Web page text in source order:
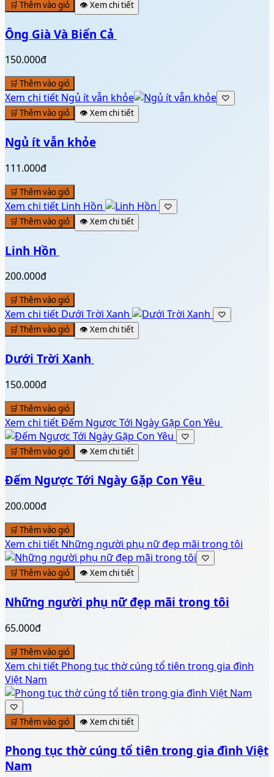
🛒 Thêm vào giỏ 👁️ Xem chi tiết
Ông Già Và Biển Cả ️
150.000đ
🛒 Thêm vào giỏ
Xem chi tiết Ngủ ít vẫn khỏe
♡
🛒 Thêm vào giỏ
👁️ Xem chi tiết
Ngủ ít vẫn khỏe
111.000đ
🛒 Thêm vào giỏ
Xem chi tiết Linh Hồn ️
♡
🛒 Thêm vào giỏ
👁️ Xem chi tiết
Linh Hồn ️
200.000đ
🛒 Thêm vào giỏ
Xem chi tiết Dưới Trời Xanh ️
♡
🛒 Thêm vào giỏ
👁️ Xem chi tiết
Dưới Trời Xanh ️
150.000đ
🛒 Thêm vào giỏ
Xem chi tiếtĐếm Ngược Tới Ngày Gặp Con Yêu ️
♡
🛒 Thêm vào giỏ
👁️ Xem chi tiết
Đếm Ngược Tới Ngày Gặp Con Yêu ️
200.000đ
🛒 Thêm vào giỏ
Xem chi tiết Những người phụ nữ đẹp mãi trong tôi
♡
🛒 Thêm vào giỏ
👁️ Xem chi tiết
Những người phụ nữ đẹp mãi trong tôi
65.000đ
🛒 Thêm vào giỏ
Xem chi tiết Phong tục thờ cúng tổ tiên trong gia đình
Việt Nam
♡
🛒 Thêm vào giỏ
👁️ Xem chi tiết
Phong tục thờ cúng tổ tiên trong gia đình Việt
Nam